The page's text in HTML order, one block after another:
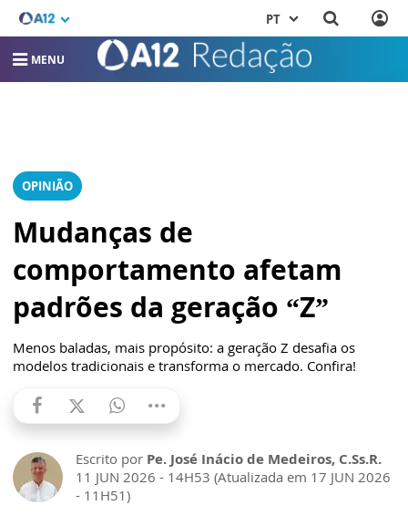
PT
MENU
OPINIÃO
Mudanças de
comportamento afetam
padrões da geração “Z”
Menos baladas, mais propósito: a geração Z desafia os
modelos tradicionais e transforma o mercado. Confira!
Escrito por Pe. José Inácio de Medeiros, C.Ss.R.
11 JUN 2026 - 14H53 (Atualizada em 17 JUN 2026
- 11H51)